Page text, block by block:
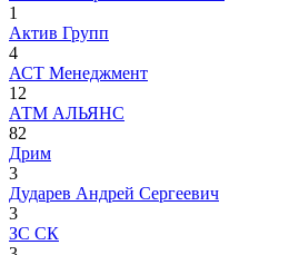
1
Актив Групп
4
АСТ Менеджмент
12
АТМ АЛЬЯНС
82
Дрим
3
Дударев Андрей Сергеевич
3
ЗС СК